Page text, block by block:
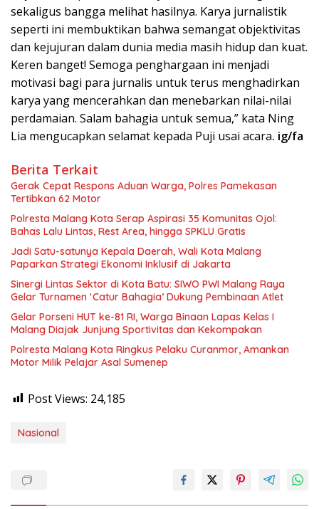
sekaligus bangga melihat hasilnya. Karya jurnalistik
seperti ini membuktikan bahwa semangat objektivitas
dan kejujuran dalam dunia media masih hidup dan kuat.
Keren banget! Semoga penghargaan ini menjadi
motivasi bagi para jurnalis untuk terus menghadirkan
karya yang mencerahkan dan menebarkan nilai-nilai
perdamaian. Salam bahagia untuk semua,” kata Ning
Lia mengucapkan selamat kepada Puji usai acara. ig/fa
Berita Terkait
Gerak Cepat Respons Aduan Warga, Polres Pamekasan
Tertibkan 62 Motor
Polresta Malang Kota Serap Aspirasi 35 Komunitas Ojol:
Bahas Lalu Lintas, Rest Area, hingga SPKLU Gratis
Jadi Satu-satunya Kepala Daerah, Wali Kota Malang
Paparkan Strategi Ekonomi Inklusif di Jakarta
Sinergi Lintas Sektor di Kota Batu: SIWO PWI Malang Raya
Gelar Turnamen ‘Catur Bahagia’ Dukung Pembinaan Atlet
Gelar Porseni HUT ke-81 RI, Warga Binaan Lapas Kelas I
Malang Diajak Junjung Sportivitas dan Kekompakan
Polresta Malang Kota Ringkus Pelaku Curanmor, Amankan
Motor Milik Pelajar Asal Sumenep
Post Views: 24,185
Nasional